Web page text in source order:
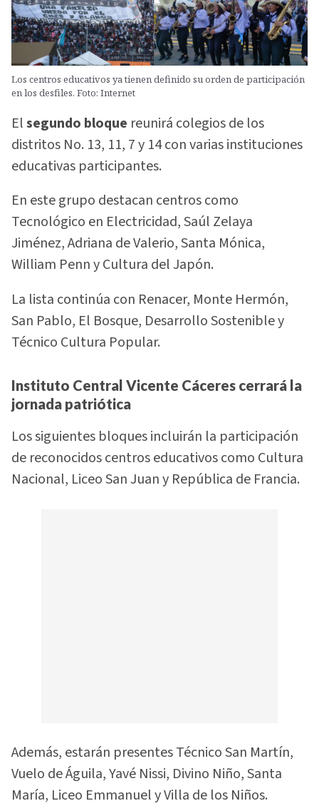
Los centros educativos ya tienen definido su orden de participación
en los desfiles. Foto: Internet
Elsegundo bloque reunirá colegios de los
distritos No. 13, 11, 7 y 14 con varias instituciones
educativas participantes.
En este grupo destacan centros como
Tecnológico en Electricidad, Saúl Zelaya
Jiménez, Adriana de Valerio, Santa Mónica,
William Penn y Cultura del Japón.
La lista continúa con Renacer, Monte Hermón,
San Pablo, El Bosque, Desarrollo Sostenible y
Técnico Cultura Popular.
Instituto Central Vicente Cáceres cerrará la
jornada patriótica
Los siguientes bloques incluirán la participación
de reconocidos centros educativos como Cultura
Nacional, Liceo San Juan y República de Francia.
Además, estarán presentes Técnico San Martín,
Vuelo de Águila, Yavé Nissi, Divino Niño, Santa
María, Liceo Emmanuel y Villa de los Niños.